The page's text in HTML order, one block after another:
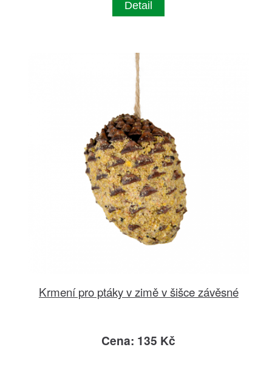
Detail
Krmení pro ptáky v zimě v šišce závěsné
Cena: 135 Kč